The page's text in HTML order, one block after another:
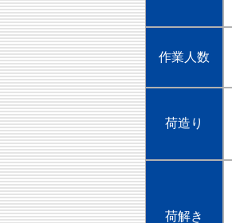
作業人数
荷造り
荷解き